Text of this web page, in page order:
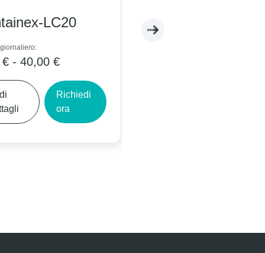
LC20
- 40,00 €
Richiedi
ora
Containex-WC05